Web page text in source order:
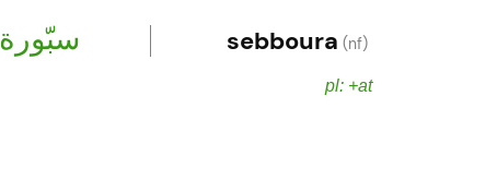
سبّورة sebboura (nf)
pl: +at